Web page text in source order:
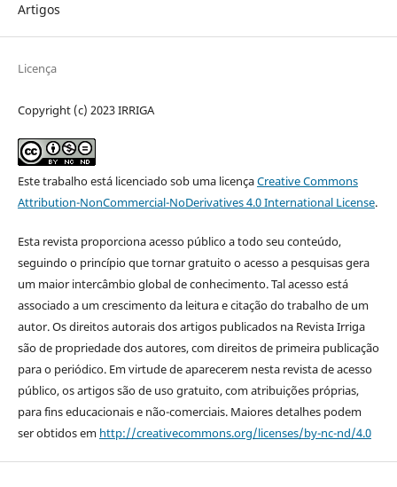
Artigos
Licença
Copyright (c) 2023 IRRIGA
Este trabalho está licenciado sob uma licençaCreative Commons
Attribution-NonCommercial-NoDerivatives 4.0 International License.
Esta revista proporciona acesso público a todo seu conteúdo,
seguindo o princípio que tornar gratuito o acesso a pesquisas gera
um maior intercâmbio global de conhecimento. Tal acesso está
associado a um crescimento da leitura e citação do trabalho de um
autor. Os direitos autorais dos artigos publicados na Revista Irriga
são de propriedade dos autores, com direitos de primeira publicação
para o periódico. Em virtude de aparecerem nesta revista de acesso
público, os artigos são de uso gratuito, com atribuições próprias,
para fins educacionais e não-comerciais. Maiores detalhes podem
ser obtidos em http://creativecommons.org/licenses/by-nc-nd/4.0